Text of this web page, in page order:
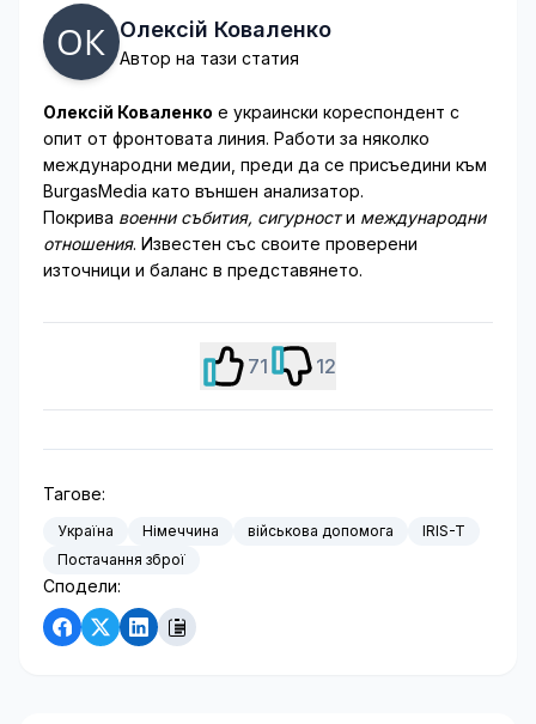
Олексій Коваленко
Автор на тази статия
Олексій Коваленко е украински кореспондент с
опит от фронтовата линия. Работи за няколко
международни медии, преди да се присъедини към
BurgasMedia като външен анализатор.
Покрива военни събития, сигурности международни
отношения. Известен със своите проверени
източници и баланс в представянето.
71 12
Тагове:
Україна Німеччина військова допомога
IRIS-T
Постачання зброї
Сподели: